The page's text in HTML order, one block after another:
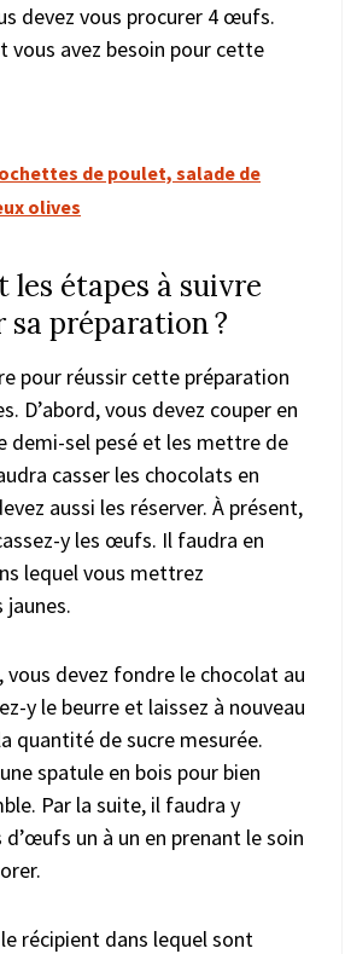
devez vous procurer 4 œufs.
vous avez besoin pour cette
de poulet, salade de
olives
les étapes à suivre
sa préparation ?
pour réussir cette préparation
D’abord, vous devez couper en
demi-sel pesé et les mettre de
casser les chocolats en
aussi les réserver. À présent,
y les œufs. Il faudra en
lequel vous mettrez
jaunes.
devez fondre le chocolat au
y le beurre et laissez à nouveau
quantité de sucre mesurée.
spatule en bois pour bien
Par la suite, il faudra y
un à un en prenant le soin
récipient dans lequel sont